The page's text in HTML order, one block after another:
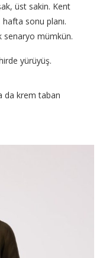
üst sakin. Kent
hafta sonu planı.
senaryo mümkün.
yürüyüş.
da krem taban